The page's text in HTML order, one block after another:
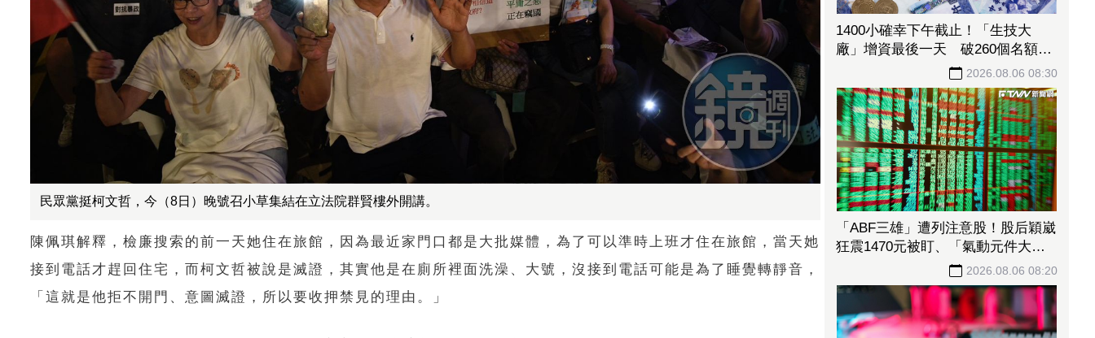
民眾黨挺柯文哲，今（8日）晚號召小草集結在立法院群賢樓外開講。
陳佩琪解釋，檢廉搜索的前一天她住在旅館，因為最近家門口都是大批媒體，為了可以準時上班才住在旅館，當天她
接到電話才趕回住宅，而柯文哲被說是滅證，其實他是在廁所裡面洗澡、大號，沒接到電話可能是為了睡覺轉靜音，
「這就是他拒不開門、意圖滅證，所以要收押禁見的理由。」
1400小確幸下午截止！「生技大
廠」增資最後一天 破260個名額搶
2026.08.06 08:30
「ABF三雄」遭列注意股！股后穎崴
狂震1470元被盯、「氣動元件大
廠」近2日價差過大 鴻勁、健策等
26檔個股拉警報
2026.08.06 08:20